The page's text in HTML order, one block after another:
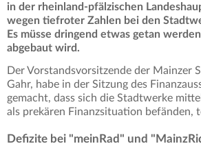
in der rheinland-pfälzischen
wegen tiefroter Zahlen bei den
Es müsse dringend etwas getan
abgebaut wird.
Der Vorstandsvorsitzende der Mainzer
Gahr, habe in der Sitzung des
gemacht, dass sich die Stadtwerke
als prekären Finanzsituation befänden,
Defizite bei "meinRad" und